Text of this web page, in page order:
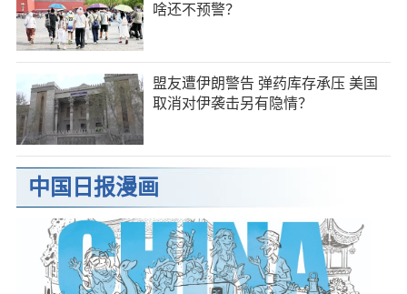
啥还不预警？
盟友遭伊朗警告 弹药库存承压 美国
取消对伊袭击另有隐情？
中国日报漫画